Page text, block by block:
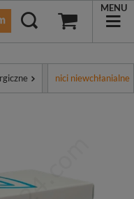
MENU
nici niewchłanialne